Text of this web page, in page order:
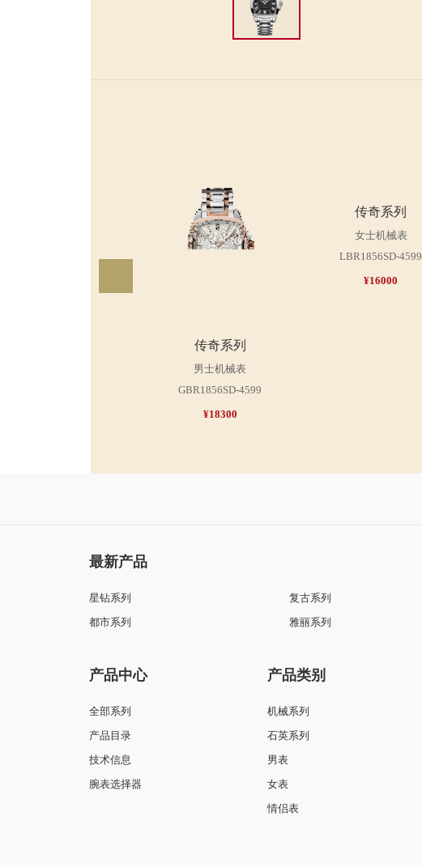
传奇系列
男士机械表
GBR1856SD-4599
¥18300
传奇系列
女士机械表
LBR1856SD-4599
¥16000
最新产品
星钻系列 复古系列
都市系列
雅丽系列
产品中心
全部系列
产品目录
技术信息
腕表选择器
产品类别
机械系列
石英系列
男表
女表
情侣表